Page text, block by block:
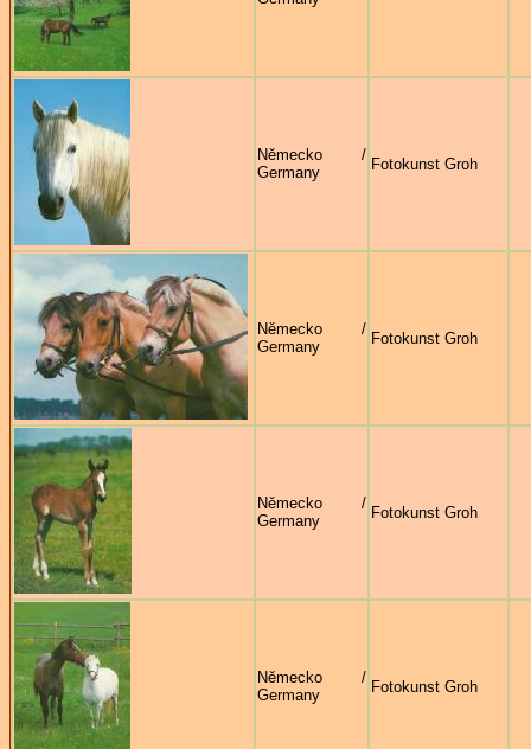
Německo /
Germany
Fotokunst Groh
Německo /
Germany
Fotokunst Groh
Německo /
Germany
Fotokunst Groh
Německo /
Germany
Fotokunst Groh